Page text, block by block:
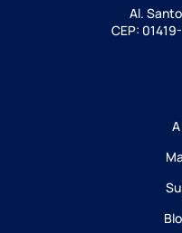
Al.
CEP: